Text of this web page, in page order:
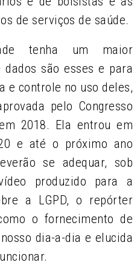
de serviços de saúde.
tenha um maior
são esses e para
e controle no uso deles,
pelo Congresso
2018. Ela entrou em
e até o próximo ano
se adequar, sob
produzido para a
a LGPD, o repórter
o fornecimento de
dia-a-dia e elucida